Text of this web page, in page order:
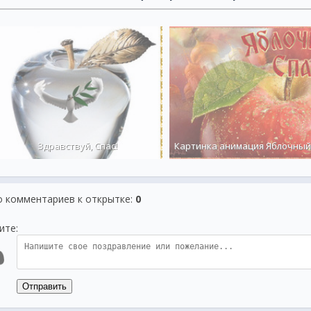
Здравствуй, Спас! Картинка анимация
комментариев к открытке: 0
Отправить